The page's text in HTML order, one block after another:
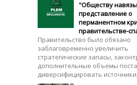
"Обществу
представление о
перманентном
правительстве-
Правительство было обязано
заблаговременно увеличить
стратегические запасы,
дополнительные объемы
диверсифицировать